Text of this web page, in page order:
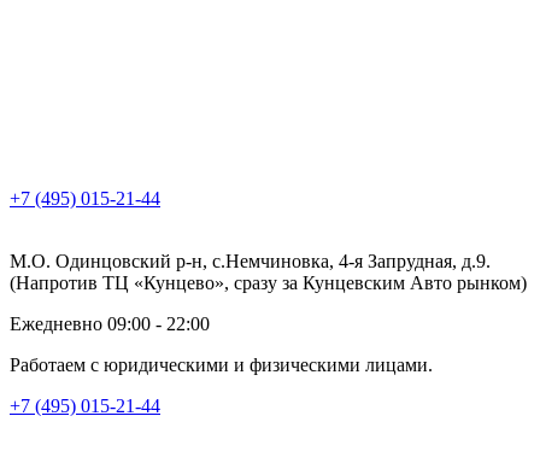
+7 (495) 015-21-44
М.О. Одинцовский р-н, с.Немчиновка, 4-я Запрудная, д.9.
(Напротив ТЦ «Кунцево», сразу за Кунцевским Авто рынком)
Ежедневно 09:00 - 22:00
Работаем с юридическими и физическими лицами.
+7 (495) 015-21-44